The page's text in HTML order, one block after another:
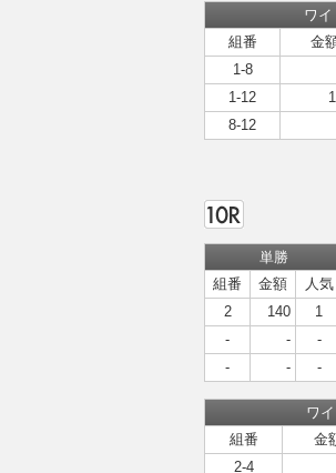
ワイ
組番
金
1-8
1-12
8-12
単勝
組番
金額
人気
2
140
1
-
-
-
-
- -
ワ
組番
金
2-4